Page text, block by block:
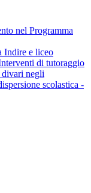
nel Programma
Indire e liceo
di tutoraggio
divari negli
scolastica -